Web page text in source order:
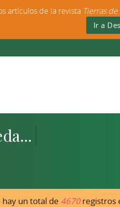
un total de 4670registros
artículos de la revista Tierras
Ir a